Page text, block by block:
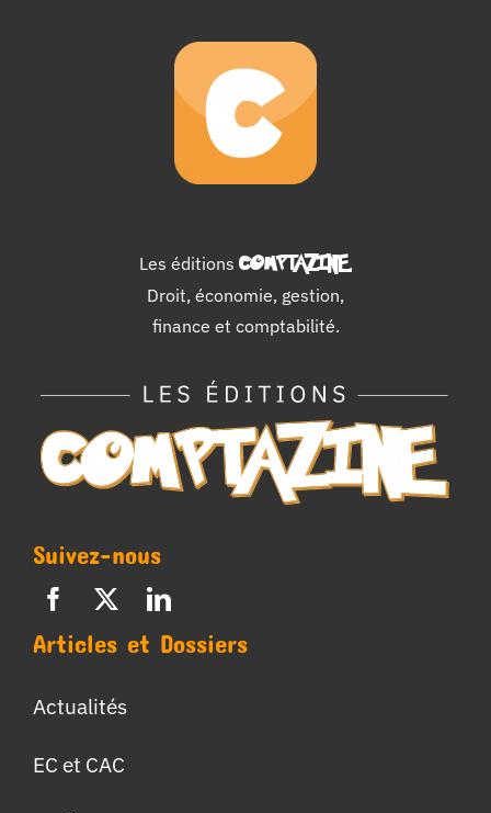
Les éditions COMPTAZINE.
Droit, économie, gestion,
finance et comptabilité.
Suivez-nous
Articles et Dossiers
Actualités
EC et CAC